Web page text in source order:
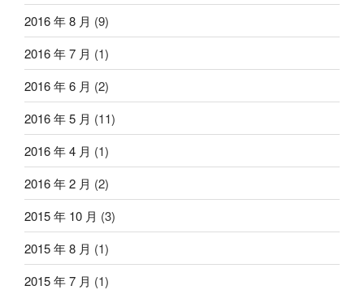
2016 年 8 月 (9)
2016 年 7 月 (1)
2016 年 6 月 (2)
2016 年 5 月 (11)
2016 年 4 月 (1)
2016 年 2 月 (2)
2015 年 10 月 (3)
2015 年 8 月 (1)
2015 年 7 月 (1)